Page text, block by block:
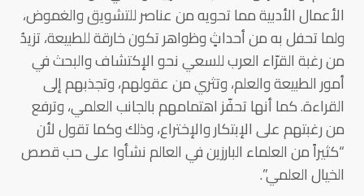
الأعمال الأدبية مما تحويه من عناصر للتشويق والغموض،
ولما تحفل به من أحداثٍ وظواهر تكون خارقة للطبيعة، تزيدُ
من رغبة القرّاء العرب للسعي نحو الإكتشاف والبحث في
أمور الطبيعة والعلم، وتثري من عقولهم، وتجذبهم إلى
القراءة. كما أنها تحفّز اهتمامهم بالجانب العلمي، وترفع
من رغبتهم على الإبتكار والإختراع، وذلك وكما تقول لأن
“كثيراً من العلماء البارزين في العالم نشأوا على حب قصص
الخيال العلمي”.